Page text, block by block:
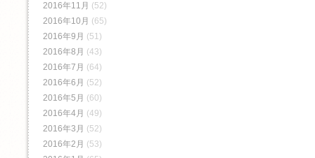
2016年11月 (52)
2016年10月 (65)
2016年9月 (51)
2016年8月 (43)
2016年7月 (64)
2016年6月 (52)
2016年5月 (60)
2016年4月 (49)
2016年3月 (52)
2016年2月 (53)